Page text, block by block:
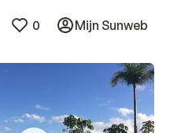
0 Mijn Sunweb